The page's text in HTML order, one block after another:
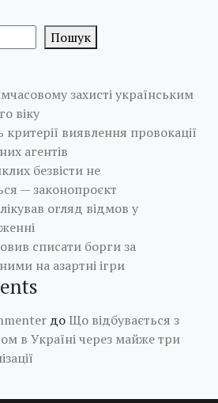
Пошук
захисті українським
віку
виявлення провокації
агентів
безвісти не
— законопроєкт
огляд відмов у
списати борги за
на азартні ігри
до Що відбувається з
в Україні через майже три